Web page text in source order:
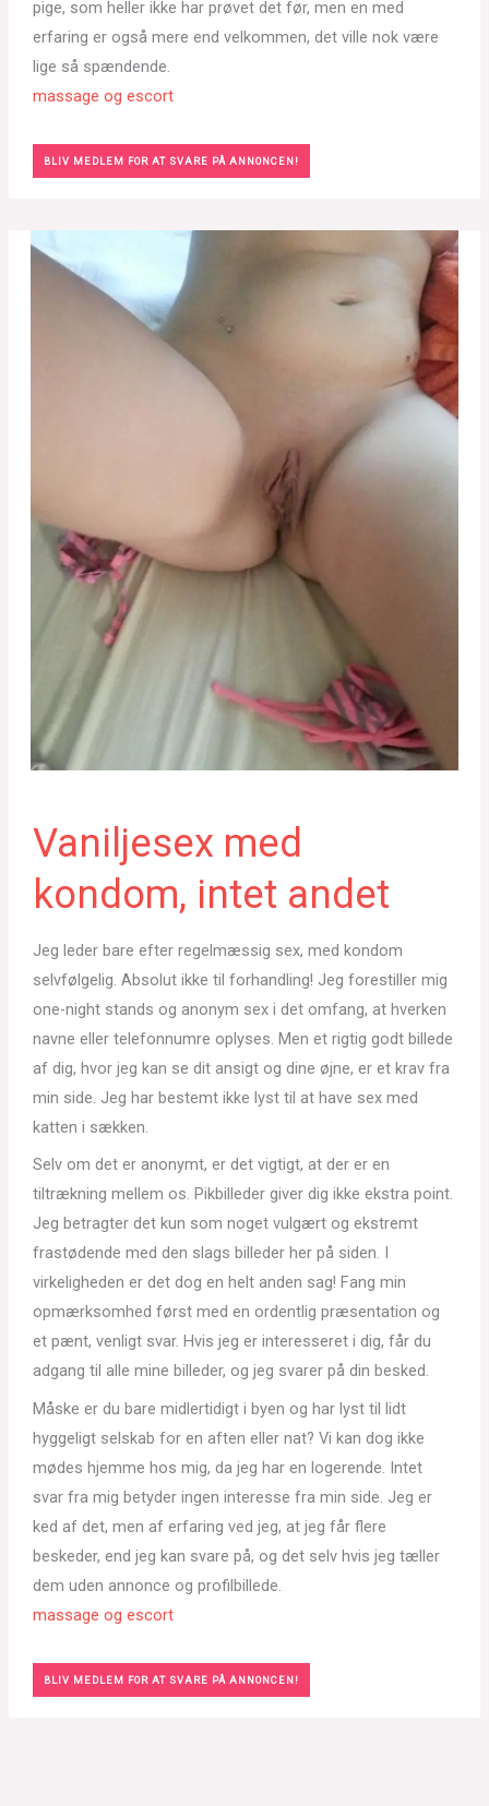
pige, som heller ikke har prøvet det før, men en med
erfaring er også mere end velkommen, det ville nok være
lige så spændende.
massage og escort
BLIV MEDLEM FOR AT SVARE PÅ ANNONCEN!
Vaniljesex med
kondom, intet andet
Jeg leder bare efter regelmæssig sex, med kondom
selvfølgelig. Absolut ikke til forhandling! Jeg forestiller mig
one-night stands og anonym sex i det omfang, at hverken
navne eller telefonnumre oplyses. Men et rigtig godt billede
af dig, hvor jeg kan se dit ansigt og dine øjne, er et krav fra
min side. Jeg har bestemt ikke lyst til at have sex med
katten i sækken.
Selv om det er anonymt, er det vigtigt, at der er en
tiltrækning mellem os. Pikbilleder giver dig ikke ekstra point.
Jeg betragter det kun som noget vulgært og ekstremt
frastødende med den slags billeder her på siden. I
virkeligheden er det dog en helt anden sag! Fang min
opmærksomhed først med en ordentlig præsentation og
et pænt, venligt svar. Hvis jeg er interesseret i dig, får du
adgang til alle mine billeder, og jeg svarer på din besked.
Måske er du bare midlertidigt i byen og har lyst til lidt
hyggeligt selskab for en aften eller nat? Vi kan dog ikke
mødes hjemme hos mig, da jeg har en logerende. Intet
svar fra mig betyder ingen interesse fra min side. Jeg er
ked af det, men af erfaring ved jeg, at jeg får flere
beskeder, end jeg kan svare på, og det selv hvis jeg tæller
dem uden annonce og profilbillede.
massage og escort
BLIV MEDLEM FOR AT SVARE PÅ ANNONCEN!